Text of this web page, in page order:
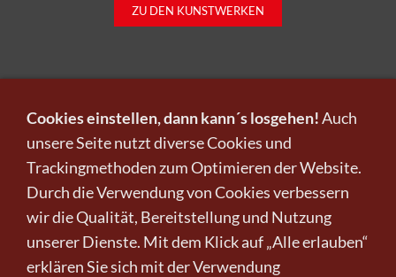
Infos zu Verkauf und Versand!
KUNST KAUFEN BEI CRELALA
Cookies einstellen, dann kann´s losgehen!Auch
unsere Seite nutzt diverse Cookies und
Trackingmethoden zum Optimieren der Website.
Durch die Verwendung von Cookies verbessern
wir die Qualität, Bereitstellung und Nutzung
unserer Dienste. Mit dem Klick auf „Alle erlauben“
erklären Sie sich mit der Verwendung